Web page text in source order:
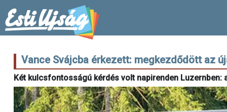
Vance Svájcba érkezett: megkezdődött az
Két kulcsfontosságú kérdés volt napirenden Luzernben: